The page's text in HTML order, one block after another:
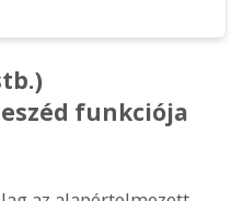
funkciója